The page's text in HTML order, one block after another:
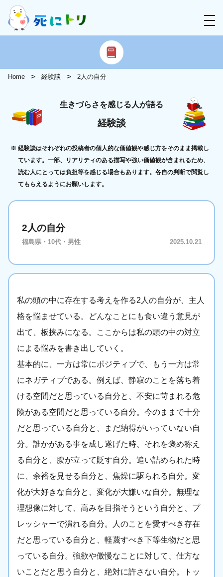
Home 経験談 2人の自分
生きづらさを感じる人が語る
経験談
経験談はそれぞれの投稿者の個人的な価値観や感じ方をそのまま掲載し
ています。一部、リアリティのある描写や強い価値観が含まれるため、
読む人にとっては負担等を感じる場合もあります。各自の判断で閲覧し
てもらえるようにお願いします。
2人の自分
福島県・10代・男性 2025.10.21
私の頭の中に存在する考えを作る2人の自分が、主人
格を悩ませている。どんなことにも食い違う意見が
出て、板挟みになる。ここからは私の頭の中の対立
による悩みを書き出していく。
基本的に、一方は常にポジティブで、もう一方は常
にネガティブである。例えば、静寂のことを落ち着
ける空間だと思っている自分と、不安に苛まれる危
険がある空間だと思っている自分。今のままで十分
だと思っている自分と、まだ納得がいっていない自
分。誰かがある事を成し遂げた時、それを褒め称え
る自分と、腹が立って貶す自分。追い詰められた時
に、余裕を見せる自分と、焦燥に駆られる自分。変
化が大好きな自分と、変化が大嫌いな自分。無理な
理想像に対して、高みを目指そうという自分と、プ
レッシャーで潰れる自分。人のことを愛すべき存在
だと思っている自分と、軽蔑すべき下等生物だと思
っている自分。強欲や傲慢なことに対して、仕方な
いことだと思う自分と、絶対に許さない自分。トッ